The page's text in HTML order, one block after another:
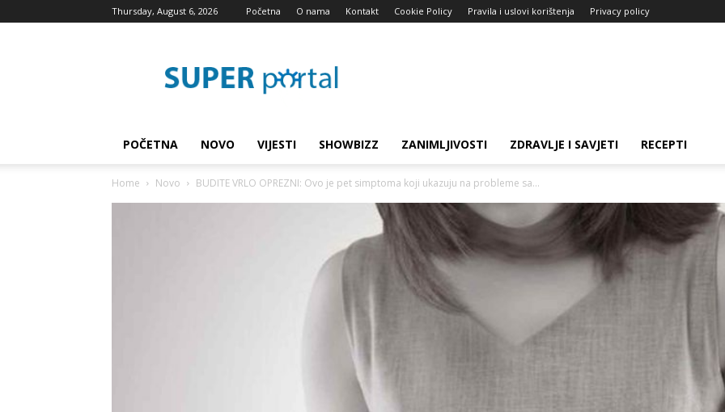
Thursday, August 6, 2026 Početna O nama Kontakt Cookie Policy Pravila i uslovi korištenja Privacy policy
blog
POČETNA NOVO VIJESTI SHOWBIZZ ZANIMLJIVOSTI ZDRAVLJE I SAVJETI RECEPTI
Home Novo BUDITE VRLO OPREZNI: Ovo je pet simptoma koji ukazuju na probleme sa...